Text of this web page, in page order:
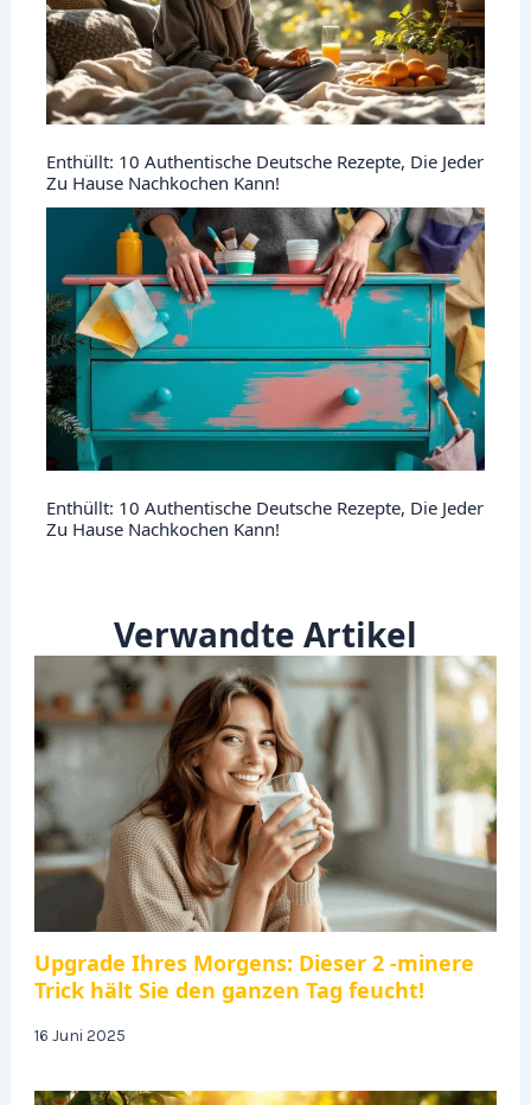
Enthüllt: 10 Authentische Deutsche Rezepte, Die Jeder
Zu Hause Nachkochen Kann!
Enthüllt: 10 Authentische Deutsche Rezepte, Die Jeder
Zu Hause Nachkochen Kann!
Verwandte Artikel
Upgrade Ihres Morgens: Dieser 2 -minere
Trick hält Sie den ganzen Tag feucht!
16 Juni 2025